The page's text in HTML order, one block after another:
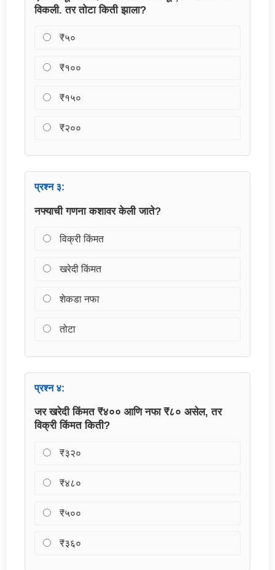
विकली. तर तोटा किती झाला?
₹५०
₹१००
₹१५०
₹२००
प्रश्न ३:
नफ्याची गणना कशावर केली जाते?
विक्री किंमत
खरेदी किंमत
शेकडा नफा
तोटा
प्रश्न ४:
जर खरेदी किंमत ₹४०० आणि नफा ₹८० असेल, तर
विक्री किंमत किती?
₹३२०
₹४८०
₹५००
₹३६०